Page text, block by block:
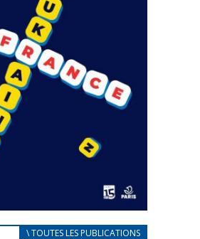
\ TOUTES LES PUBLICATIONS